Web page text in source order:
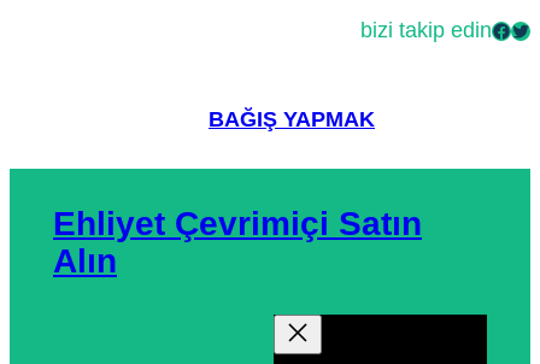
bizi takip edinFacebook Twitter
BAĞIŞ YAPMAK
Ehliyet Çevrimiçi Satın
Alın